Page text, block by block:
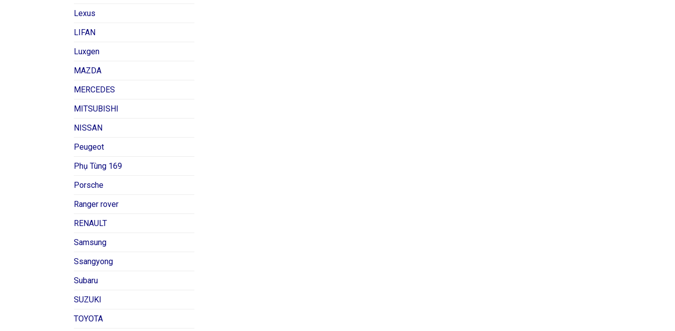
Lexus
LIFAN
Luxgen
MAZDA
MERCEDES
MITSUBISHI
NISSAN
Peugeot
Phụ Tùng 169
Porsche
Ranger rover
RENAULT
Samsung
Ssangyong
Subaru
SUZUKI
TOYOTA